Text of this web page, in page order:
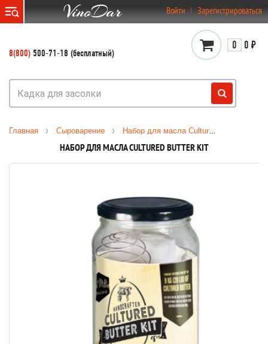
Войти Зарегистрироваться
8(800) 500-71-18 (бесплатный)
0 0 ₽
Главная Сыроварение Набор для масла Cultured Butter Kit
НАБОР ДЛЯ МАСЛА CULTURED BUTTER KIT